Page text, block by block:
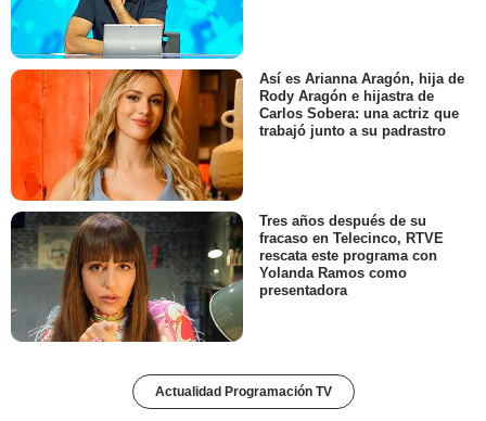
Así es Arianna Aragón, hija de
Rody Aragón e hijastra de
Carlos Sobera: una actriz que
trabajó junto a su padrastro
Tres años después de su
fracaso en Telecinco, RTVE
rescata este programa con
Yolanda Ramos como
presentadora
Actualidad Programación TV